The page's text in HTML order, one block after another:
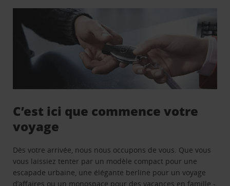
C’est ici que commence votre
voyage
Dès votre arrivée, nous nous occupons de vous. Que vous
vous laissiez tenter par un modèle compact pour une
escapade urbaine, une élégante berline pour un voyage
d’affaires ou un monospace pour des vacances en famille -